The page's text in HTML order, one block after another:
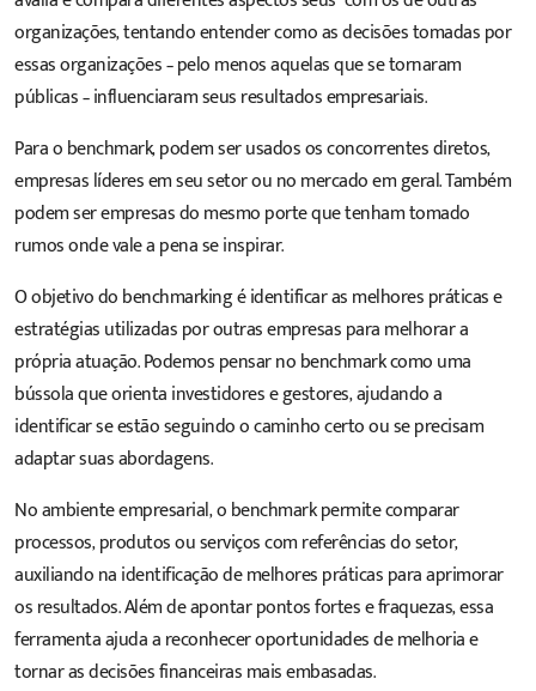
organizações, tentando entender como as decisões tomadas por
essas organizações – pelo menos aquelas que se tornaram
públicas – influenciaram seus resultados empresariais.
Para o benchmark, podem ser usados os concorrentes diretos,
empresas líderes em seu setor ou no mercado em geral. Também
podem ser empresas do mesmo porte que tenham tomado
rumos onde vale a pena se inspirar.
O objetivo do benchmarking é identificar as melhores práticas e
estratégias utilizadas por outras empresas para melhorar a
própria atuação. Podemos pensar no benchmark como uma
bússola que orienta investidores e gestores, ajudando a
identificar se estão seguindo o caminho certo ou se precisam
adaptar suas abordagens.
No ambiente empresarial, o benchmark permite comparar
processos, produtos ou serviços com referências do setor,
auxiliando na identificação de melhores práticas para aprimorar
os resultados. Além de apontar pontos fortes e fraquezas, essa
ferramenta ajuda a reconhecer oportunidades de melhoria e
tornar as decisões financeiras mais embasadas.